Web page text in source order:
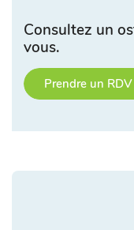
Consultez un
vous.
Prendre un RDV